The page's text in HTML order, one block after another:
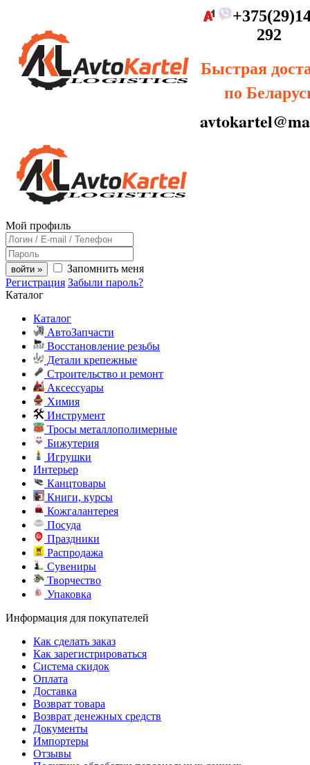
292
Быстрая
по
Мой профиль
войти »
Запомнить меня
Регистрация Забыли пароль?
Каталог
Каталог
АвтоЗапчасти
Восстановление резьбы
Детали крепежные
Строительство и ремонт
Аксессуары
Химия
Инструмент
Тросы металлополимерные
Бижутерия
Игрушки
Интерьер
Канцтовары
Книги, курсы
Кожгалантерея
Посуда
Праздники
Распродажа
Сувениры
Творчество
Упаковка
Информация для покупателей
Как сделать заказ
Как зарегистрироваться
Система скидок
Оплата
Доставка
Возврат товара
Возврат денежных средств
Документы
Импортеры
Отзывы